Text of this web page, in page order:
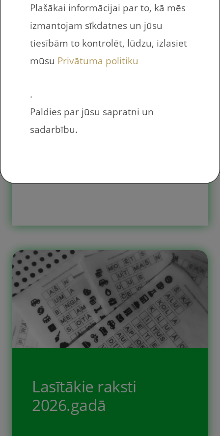
noderējis.
Lasītākie raksti
2024.gadā
Mūsu 2024. gada labākie raksti –
noderējis.
Lasītākie raksti
2026.gadā
Plašākai informācijai par to, kā mēs
izmantojam sīkdatnes un jūsu
tiesībām to kontrolēt, lūdzu, izlasiet
mūsu Privātuma politiku
.
Paldies par jūsu sapratni un
sadarbību.